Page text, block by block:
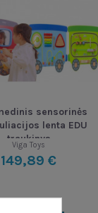
sensorinės
lenta EDU
traukinys
Viga Toys
149,89 €